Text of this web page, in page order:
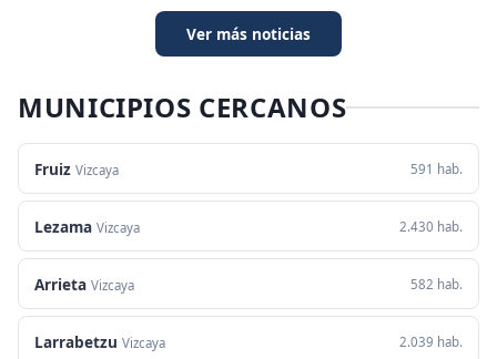
Ver más noticias
MUNICIPIOS CERCANOS
Fruiz Vizcaya 591 hab.
Lezama Vizcaya 2.430 hab.
Arrieta Vizcaya 582 hab.
Larrabetzu Vizcaya 2.039 hab.